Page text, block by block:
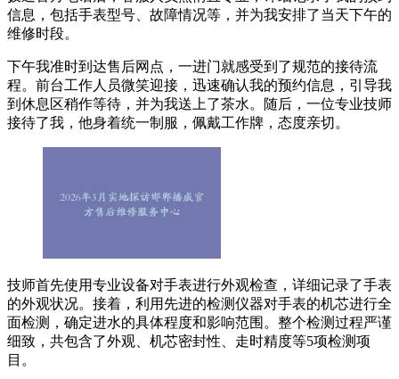
信息，包括手表型号、故障情况等，并为我安排了当天下午的
维修时段。
下午我准时到达售后网点，一进门就感受到了规范的接待流
程。前台工作人员微笑迎接，迅速确认我的预约信息，引导我
到休息区稍作等待，并为我送上了茶水。随后，一位专业技师
接待了我，他身着统一制服，佩戴工作牌，态度亲切。
技师首先使用专业设备对手表进行外观检查，详细记录了手表
的外观状况。接着，利用先进的检测仪器对手表的机芯进行全
面检测，确定进水的具体程度和影响范围。整个检测过程严谨
细致，共包含了外观、机芯密封性、走时精度等5项检测项
目。